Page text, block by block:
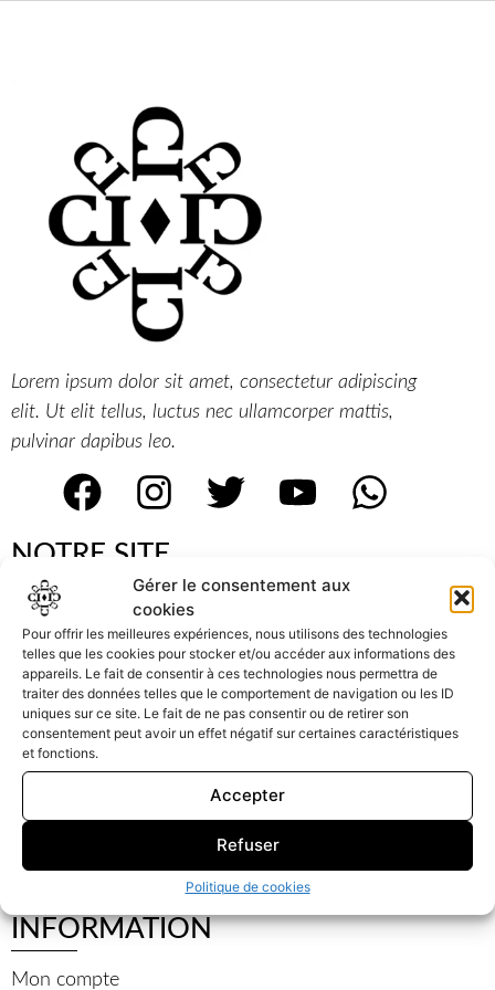
Gérer le consentement aux
cookies
Pour offrir les meilleures expériences, nous utilisons des technologies
telles que les cookies pour stocker et/ou accéder aux informations des
appareils. Le fait de consentir à ces technologies nous permettra de
traiter des données telles que le comportement de navigation ou les ID
uniques sur ce site. Le fait de ne pas consentir ou de retirer son
consentement peut avoir un effet négatif sur certaines caractéristiques
et fonctions.
Accepter
Refuser
Politique de cookies
Lorem ipsum dolor sit amet, consectetur adipiscing
elit. Ut elit tellus, luctus nec ullamcorper mattis,
pulvinar dapibus leo.
NOTRE SITE
Accueil
Sacs à main
Mon histoire
Le Concept
Contact
INFORMATION
Mon compte